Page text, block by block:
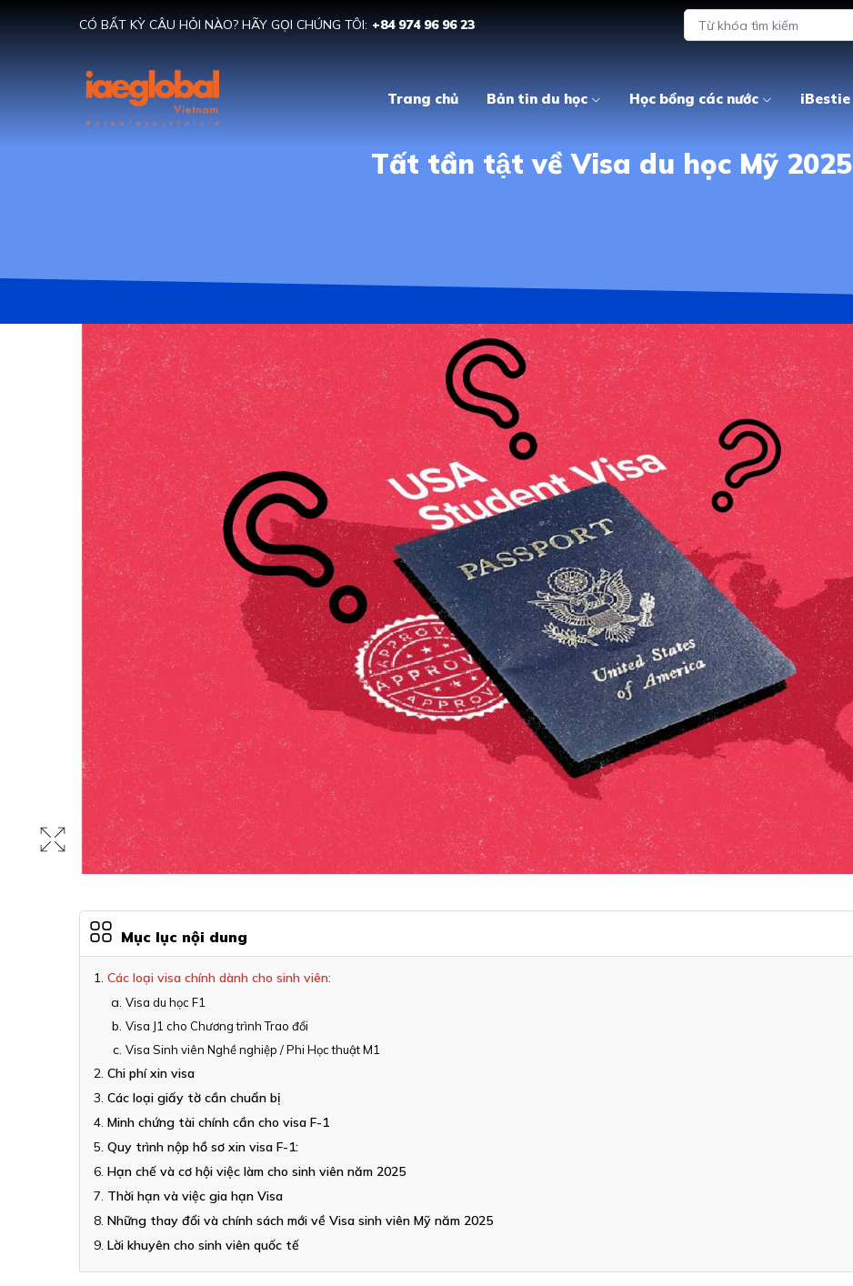
CÓ BẤT KỲ CÂU HỎI NÀO? HÃY GỌI CHÚNG TÔI: +84 974 96 96 23
Trang chủ Bản tin du học Học bổng các nước iBestie
Tất tần tật về Visa du học Mỹ 2025
Mục lục nội dung
Các loại visa chính dành cho sinh viên:
Visa du học F1
Visa J1 cho Chương trình Trao đổi
Visa Sinh viên Nghề nghiệp / Phi Học thuật M1
Chi phí xin visa
Các loại giấy tờ cần chuẩn bị
Minh chứng tài chính cần cho visa F-1
Quy trình nộp hồ sơ xin visa F-1:
Hạn chế và cơ hội việc làm cho sinh viên năm 2025
Thời hạn và việc gia hạn Visa
Những thay đổi và chính sách mới về Visa sinh viên Mỹ năm 2025
Lời khuyên cho sinh viên quốc tế